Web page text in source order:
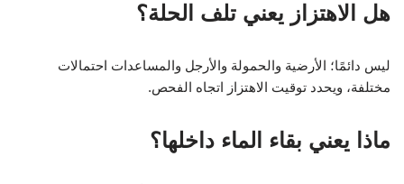
هل الاهتزاز يعني تلف الحلة؟
ليس دائمًا؛ الأرضية والحمولة والأرجل والمساعدات احتمالات
مختلفة، ويحدد توقيت الاهتزاز اتجاه الفحص.
ماذا يعني بقاء الماء داخلها؟